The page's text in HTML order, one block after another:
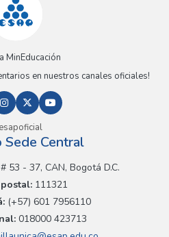
MinEducación
en nuestros canales oficiales!
Sede Central
53 - 37, CAN, Bogotá D.C.
111321
(+57) 601 7956110
018000 423713